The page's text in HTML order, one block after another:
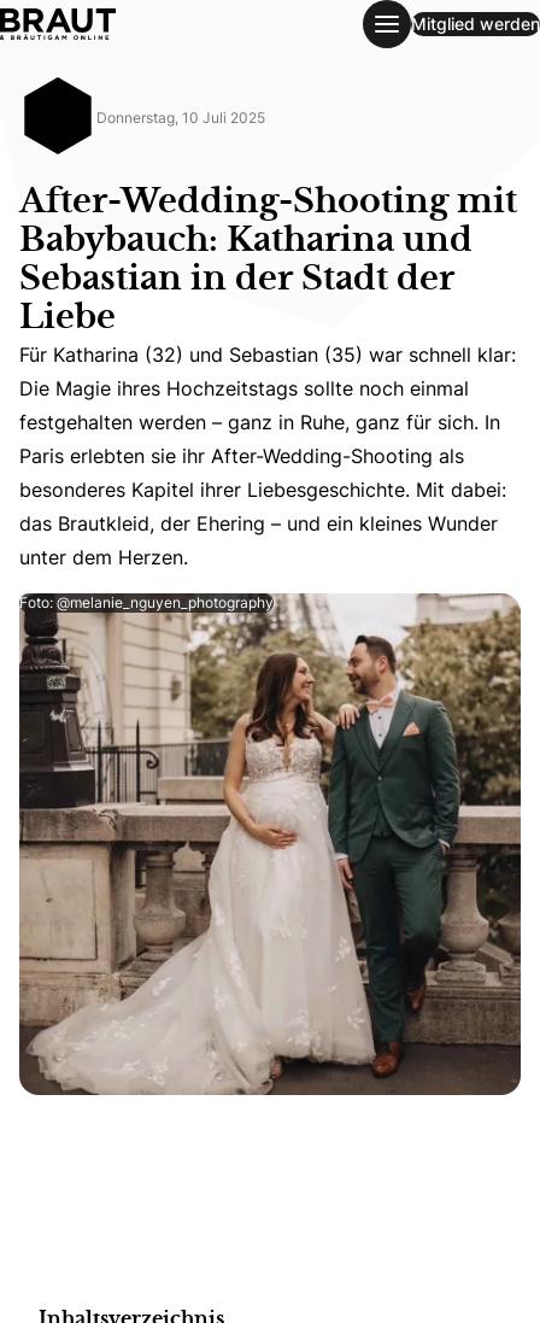
After-Wedding-Shooting mit Babybauch: Katharina und
Mitglied werden
Donnerstag, 10 Juli 2025
After-Wedding-Shooting mit
Babybauch: Katharina und
Sebastian in der Stadt der
Liebe
Für Katharina (32) und Sebastian (35) war schnell klar:
Für Katharina (32) und Sebastian (35) war schnell klar:
Die Magie ihres Hochzeitstags sollte noch einmal
festgehalten werden – ganz in Ruhe, ganz für sich. In
Paris erlebten sie ihr After-Wedding-Shooting als
besonderes Kapitel ihrer Liebesgeschichte. Mit dabei:
das Brautkleid, der Ehering – und ein kleines Wunder
unter dem Herzen.
Foto: @melanie_nguyen_photography